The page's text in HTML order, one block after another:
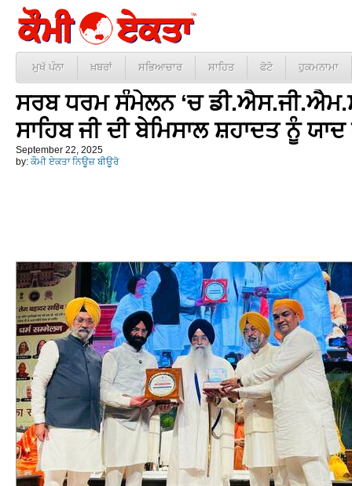
ਮੁਖੱ ਪੰਨਾ ਖ਼ਬਰਾਂ ਸਭਿਆਚਾਰ ਸਾਹਿਤ ਫੋਟੋ ਹੁਕਮਨਾਮਾ
ਸਰਬ ਧਰਮ ਸੰਮੇਲਨ ‘ਚ
ਸਾਹਿਬ ਜੀ ਦੀ ਬੇਮਿਸਾਲ ਸ਼ਹਾਦਤ ਨੂੰ
September 22, 2025
by: ਕੌਮੀ ਏਕਤਾ ਨਿਊਜ਼ ਬੀਊਰੋ